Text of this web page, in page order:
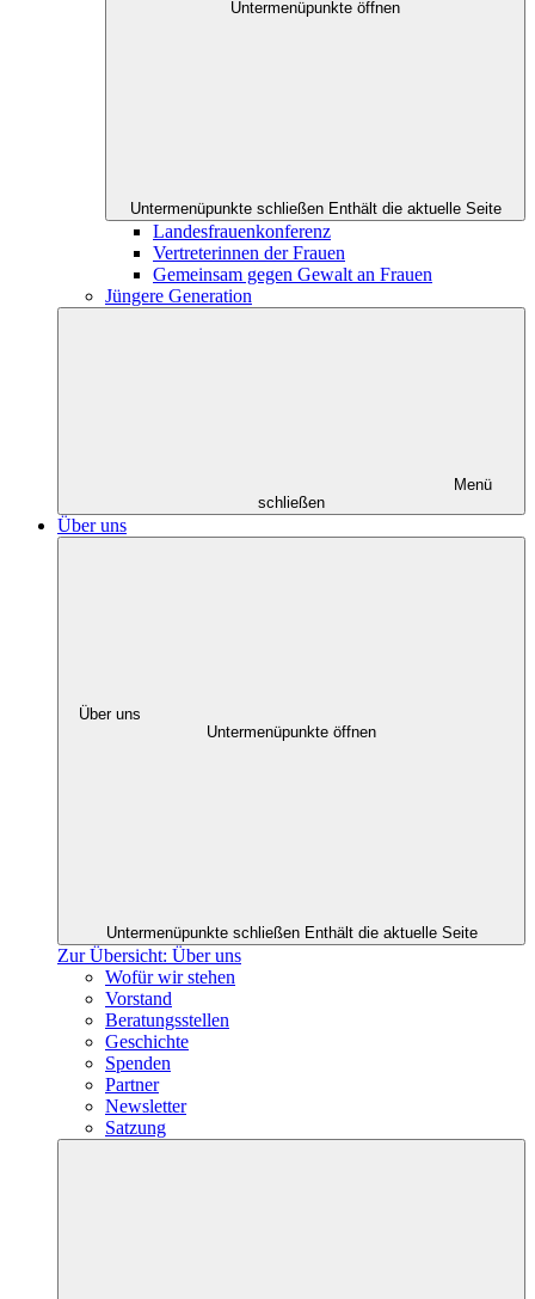
Untermenüpunkte öffnen
Untermenüpunkte schließen Enthält die aktuelle Seite
Landesfrauenkonferenz
Vertreterinnen der Frauen
Gemeinsam gegen Gewalt an Frauen
Jüngere Generation
Menü
schließen
Über uns
Über uns
Untermenüpunkte öffnen
Untermenüpunkte schließen Enthält die aktuelle Seite
Zur Übersicht: Über uns
Wofür wir stehen
Vorstand
Beratungsstellen
Geschichte
Spenden
Partner
Newsletter
Satzung